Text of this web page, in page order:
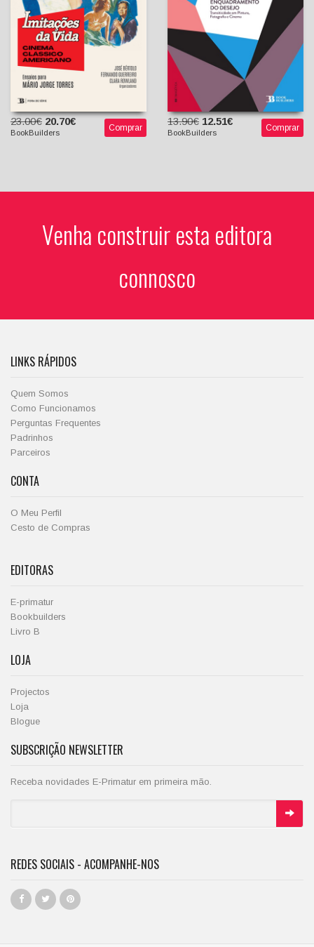
23.00€ 20.70€
BookBuilders Comprar
Isabel Nogueira
13.90€ 12.51€
BookBuilders Comprar
Venha construir esta editora
connosco
LINKS RÁPIDOS
Quem Somos
Como Funcionamos
Perguntas Frequentes
Padrinhos
Parceiros
CONTA
O Meu Perfil
Cesto de Compras
EDITORAS
E-primatur
Bookbuilders
Livro B
LOJA
Projectos
Loja
Blogue
SUBSCRIÇÃO NEWSLETTER
Receba novidades E-Primatur em primeira mão.
REDES SOCIAIS - ACOMPANHE-NOS